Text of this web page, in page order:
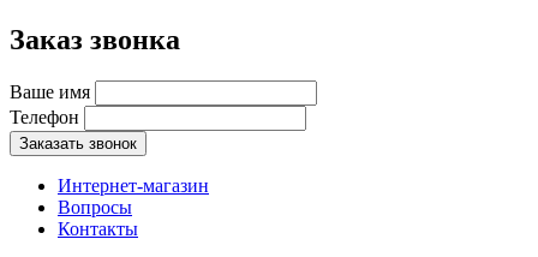
Заказ звонка
Ваше имя
Телефон
Заказать звонок
Интернет-магазин
Вопросы
Контакты